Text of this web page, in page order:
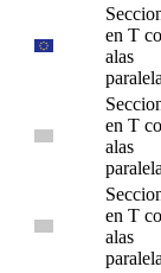
en T
alas
en T
alas
en T
alas